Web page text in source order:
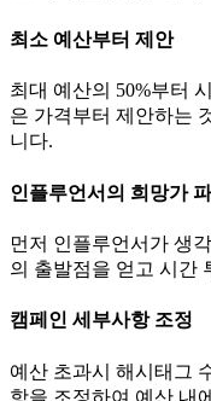
최소 예산부터 제안
최대 예산의 50%부터
은 가격부터 제안하는
니다.
인플루언서의 희망가
먼저 인플루언서가 생
의 출발점을 얻고 시간
캠페인 세부사항 조정
예산 초과시 해시태그
항을 조정하여 예산 내